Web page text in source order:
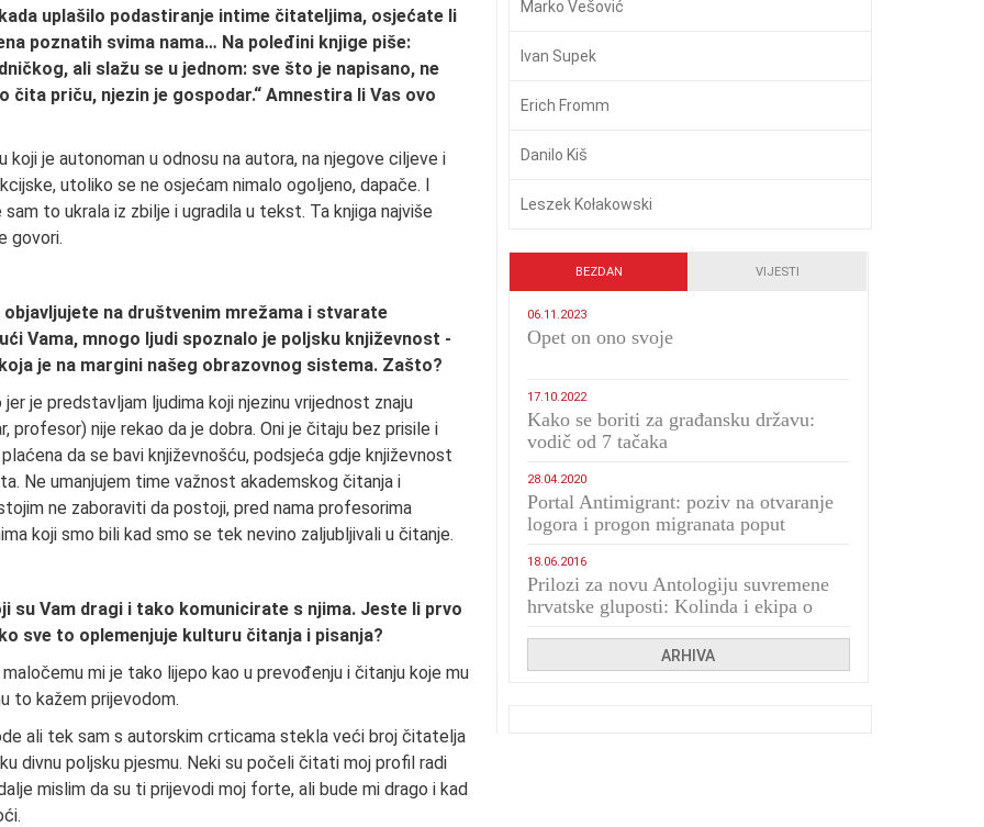
uplašilo podastiranje intime čitateljima, osjećate li
poznatih svima nama… Na poleđini knjige piše:
ali slažu se u jednom: sve što je napisano, ne
priču, njezin je gospodar.“ Amnestira li Vas ovo
je autonoman u odnosu na autora, na njegove ciljeve i
utoliko se ne osjećam nimalo ogoljeno, dapače. I
to ukrala iz zbilje i ugradila u tekst. Ta knjiga najviše
govori.
na društvenim mrežama i stvarate
Vama, mnogo ljudi spoznalo je poljsku književnost -
je na margini našeg obrazovnog sistema. Zašto?
je predstavljam ljudima koji njezinu vrijednost znaju
nije rekao da je dobra. Oni je čitaju bez prisile i
da se bavi književnošću, podsjeća gdje književnost
Ne umanjujem time važnost akademskog čitanja i
ne zaboraviti da postoji, pred nama profesorima
koji smo bili kad smo se tek nevino zaljubljivali u čitanje.
su Vam dragi i tako komunicirate s njima. Jeste li prvo
sve to oplemenjuje kulturu čitanja i pisanja?
mi je tako lijepo kao u prevođenju i čitanju koje mu
to kažem prijevodom.
ali tek sam s autorskim crticama stekla veći broj čitatelja
divnu poljsku pjesmu. Neki su počeli čitati moj profil radi
mislim da su ti prijevodi moj forte, ali bude mi drago i kad
Marko Vešović
Ivan Supek
Erich Fromm
Danilo Kiš
Leszek Kołakowski
BEZDAN VIJESTI
06.11.2023
​Opet on ono svoje
17.10.2022
Kako se boriti za građansku državu:
vodič od 7 tačaka
28.04.2020
Portal Antimigrant: poziv na otvaranje
logora i progon migranata poput
18.06.2016
Prilozi za novu Antologiju suvremene
hrvatske gluposti: Kolinda i ekipa o
ARHIVA